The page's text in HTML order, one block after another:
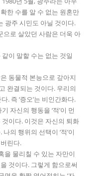
한 수를 알 수 없는 원혼만
광주 시민도 아닐 것이다.
으로 살았던 사람은 더욱 아
이 말할 수는 없는 것일
동물적 본능으로 갚아지
완결되는 것이다. 우리의
. 즉 ‘증오’는 비인간화다.
자신의 행동을 ‘적’이 먼
이다. 이것은 자신의 퇴화
의 행위의 선택이 ‘적’이
린다.
을 물리칠 수 있는 자만이
것이다. 그렇게 함으로써